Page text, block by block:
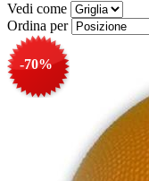
Vedi come
Ordina per
-70%